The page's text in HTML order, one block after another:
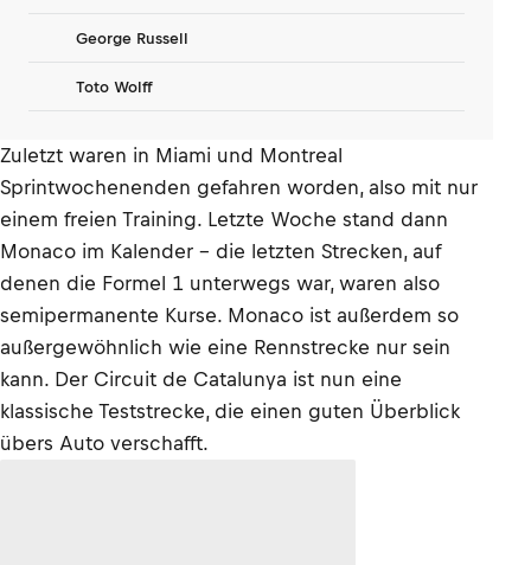
George Russell
Toto Wolff
Zuletzt waren in Miami und Montreal
Sprintwochenenden gefahren worden, also mit nur
einem freien Training. Letzte Woche stand dann
Monaco im Kalender – die letzten Strecken, auf
denen die Formel 1 unterwegs war, waren also
semipermanente Kurse. Monaco ist außerdem so
außergewöhnlich wie eine Rennstrecke nur sein
kann. Der Circuit de Catalunya ist nun eine
klassische Teststrecke, die einen guten Überblick
übers Auto verschafft.